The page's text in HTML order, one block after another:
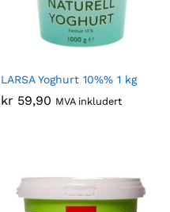
LARSA Yoghurt 10%% 1 kg
kr 59,90 MVA inkludert